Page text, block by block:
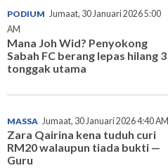
PODIUM Jumaat, 30 Januari 2026 5:00
AM
Mana Joh Wid? Penyokong
Sabah FC berang lepas hilang 3
tonggak utama
MASSA Jumaat, 30 Januari 2026 4:40 AM
Zara Qairina kena tuduh curi
RM20 walaupun tiada bukti —
Guru